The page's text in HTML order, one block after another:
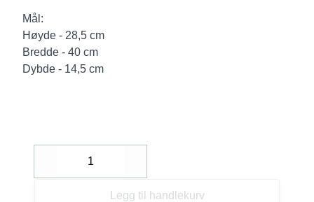
Mål:
Høyde - 28,5 cm
Bredde - 40 cm
Dybde - 14,5 cm
Decrease
Legg til handlekurv